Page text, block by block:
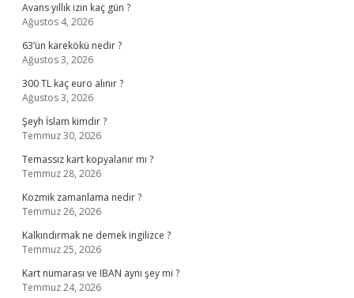
Avans yıllık izin kaç gün ?
Ağustos 4, 2026
63’ün karekökü nedir ?
Ağustos 3, 2026
300 TL kaç euro alınır ?
Ağustos 3, 2026
Şeyh İslam kimdir ?
Temmuz 30, 2026
Temassız kart kopyalanır mı ?
Temmuz 28, 2026
Kozmik zamanlama nedir ?
Temmuz 26, 2026
Kalkındırmak ne demek ingilizce ?
Temmuz 25, 2026
Kart numarası ve IBAN aynı şey mi ?
Temmuz 24, 2026